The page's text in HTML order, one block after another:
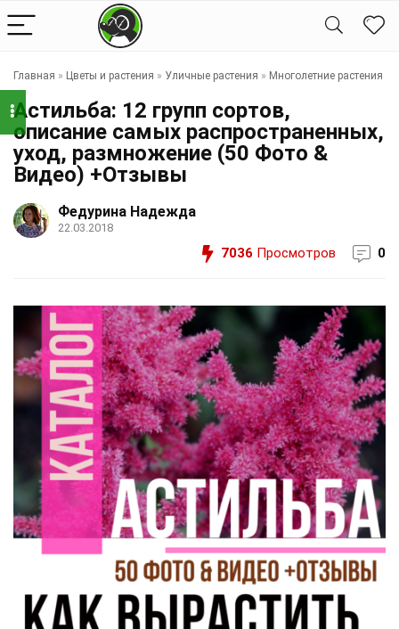
Главная » Цветы и растения » Уличные растения » Многолетние растения
Астильба: 12 групп сортов,
описание самых распространенных,
уход, размножение (50 Фото &
Видео) +Отзывы
Федурина Надежда
22.03.2018
7036 Просмотров 0